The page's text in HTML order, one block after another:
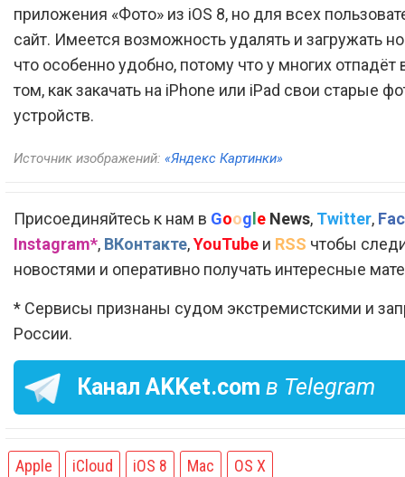
приложения «Фото» из iOS 8, но для всех
сайт. Имеется возможность удалять и загружать
что особенно удобно, потому что у многих отпадёт
том, как закачать на iPhone или iPad свои старые
устройств.
Источник изображений: «Яндекс Картинки»
Присоединяйтесь к нам в Goog e News, Twitter,
Instagram*, ВКонтакте,YouTube и RSS чтобы
новостями и оперативно получать интересные
* Сервисы признаны судом экстремистскими и
России.
Канал AKKet.com в Telegram
Apple iCloud iOS 8 Mac OS X